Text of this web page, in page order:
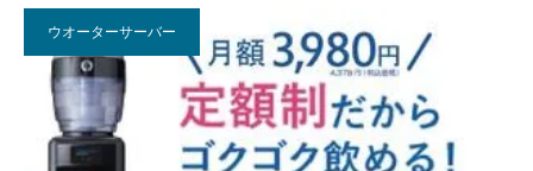
ウオーターサーバー